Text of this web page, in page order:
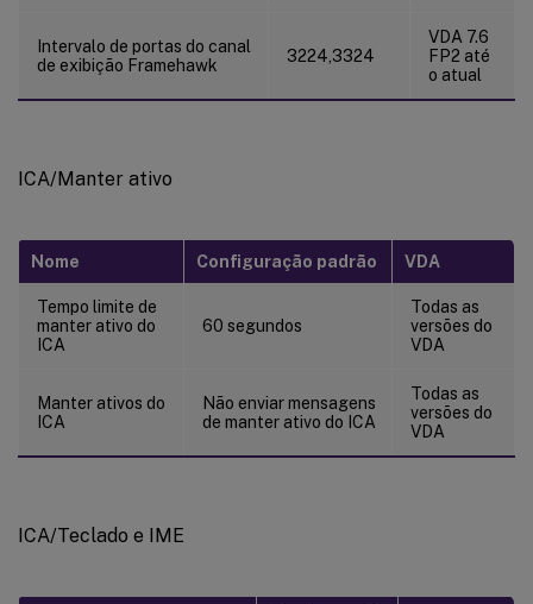
Intervalo de portas do canal
de exibição Framehawk
3224,3324
VDA 7.6
FP2 até
o atual
ICA/Manter ativo
Nome Configuração padrão VDA
Tempo limite de
manter ativo do
ICA
60 segundos
Todas as
versões do
VDA
Manter ativos do
ICA
Não enviar mensagens
de manter ativo do ICA
Todas as
versões do
VDA
ICA/Teclado e IME